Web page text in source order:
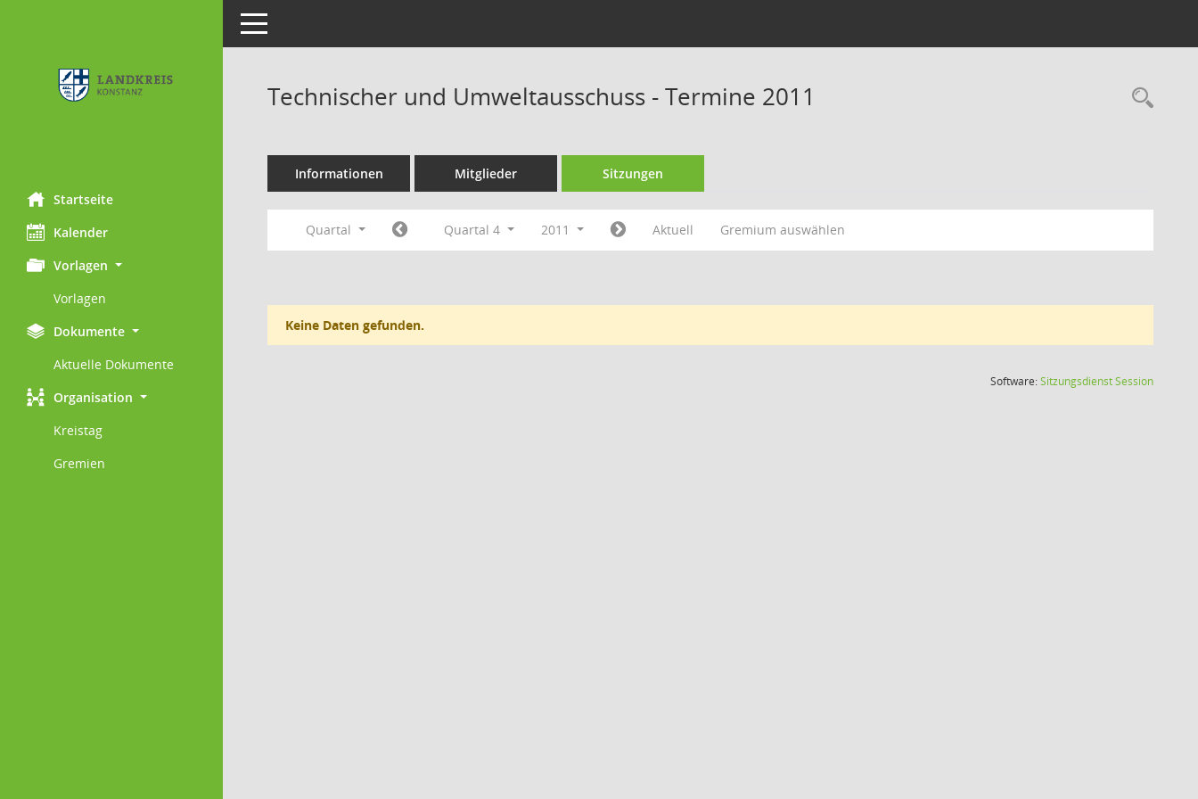
Startseite
Kalender
Vorlagen
Vorlagen
Dokumente
Aktuelle Dokumente
Organisation
Kreistag
Gremien
Toggle navigation
Technischer und Umweltausschuss - Termine 2011
Informationen Mitglieder Sitzungen
Quartal Quartal 4 2011 Aktuell Gremium auswählen
Keine Daten gefunden.
Software:SitzungsdienstSession(Wird in